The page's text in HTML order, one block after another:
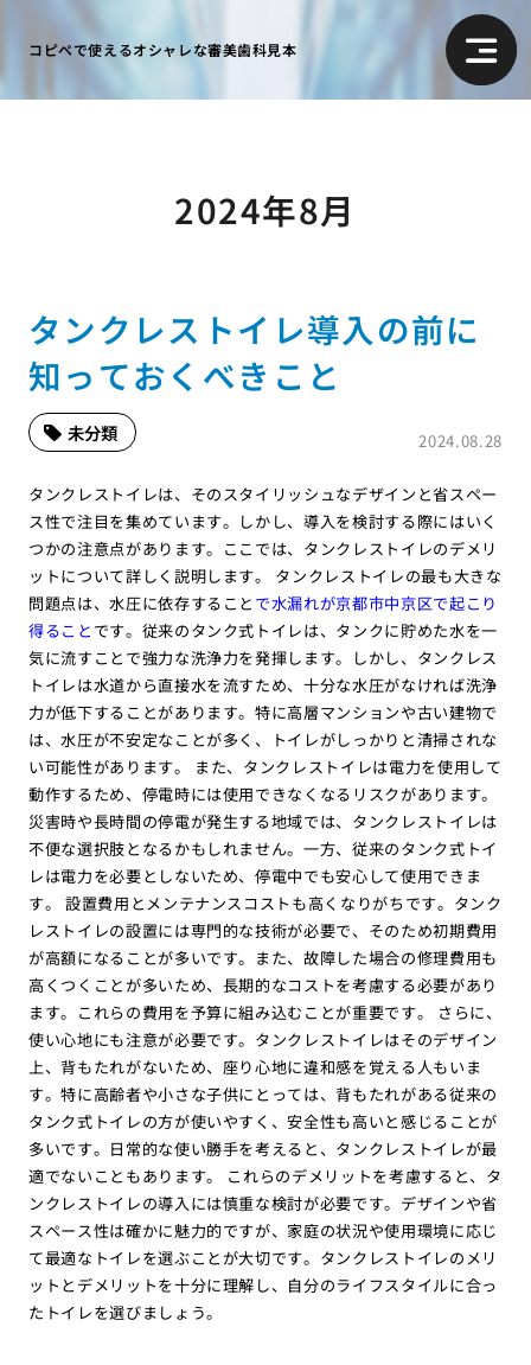
コピペで使えるオシャレな審美歯科見本
2024年8月
タンクレストイレ導入の前に
知っておくべきこと
2024.08.28
未分類
タンクレストイレは、そのスタイリッシュなデザインと省スペー
ス性で注目を集めています。しかし、導入を検討する際にはいく
つかの注意点があります。ここでは、タンクレストイレのデメリ
ットについて詳しく説明します。 タンクレストイレの最も大きな
問題点は、水圧に依存すること で水漏れが京都市中京区で起こり
得ること です。従来のタンク式トイレは、タンクに貯めた水を一
気に流すことで強力な洗浄力を発揮します。しかし、タンクレス
トイレは水道から直接水を流すため、十分な水圧がなければ洗浄
力が低下することがあります。特に高層マンションや古い建物で
は、水圧が不安定なことが多く、トイレがしっかりと清掃されな
い可能性があります。 また、タンクレストイレは電力を使用して
動作するため、停電時には使用できなくなるリスクがあります。
災害時や長時間の停電が発生する地域では、タンクレストイレは
不便な選択肢となるかもしれません。一方、従来のタンク式トイ
レは電力を必要としないため、停電中でも安心して使用できま
す。 設置費用とメンテナンスコストも高くなりがちです。タンク
レストイレの設置には専門的な技術が必要で、そのため初期費用
が高額になることが多いです。また、故障した場合の修理費用も
高くつくことが多いため、長期的なコストを考慮する必要があり
ます。これらの費用を予算に組み込むことが重要です。 さらに、
使い心地にも注意が必要です。タンクレストイレはそのデザイン
上、背もたれがないため、座り心地に違和感を覚える人もいま
す。特に高齢者や小さな子供にとっては、背もたれがある従来の
タンク式トイレの方が使いやすく、安全性も高いと感じることが
多いです。日常的な使い勝手を考えると、タンクレストイレが最
適でないこともあります。 これらのデメリットを考慮すると、タ
ンクレストイレの導入には慎重な検討が必要です。デザインや省
スペース性は確かに魅力的ですが、家庭の状況や使用環境に応じ
て最適なトイレを選ぶことが大切です。タンクレストイレのメリ
ットとデメリットを十分に理解し、自分のライフスタイルに合っ
たトイレを選びましょう。